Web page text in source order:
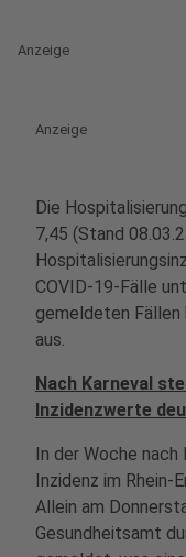
Anzeige
Anzeige
Die
7,45 (Stand
COVID-19-Fälle
gemeldeten Fällen
aus.
Nach Karneval
Inzidenzwerte
In der Woche
Inzidenz im Rhein-
Allein am
Gesundheitsamt